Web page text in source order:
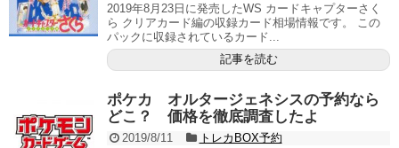
2019年8月23日に発売したWS カードキャプターさく
ら クリアカード編の収録カード相場情報です。 この
パックに収録されているカード...
記事を読む
ポケカ オルタージェネシスの予約なら
どこ？ 価格を徹底調査したよ
2019/8/11
トレカBOX予約